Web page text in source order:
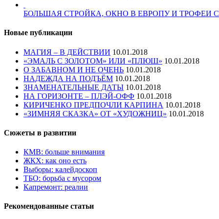
БОЛЬШАЯ СТРОЙКА, ОКНО В ЕВРОПУ И ТРОФЕИ
Новые публикации
МАГИЯ – В ДЕЙСТВИИ 10.01.2018
«ЭМАЛЬ С ЗОЛОТОМ» ИЛИ «ПЛЮШ» 10.01.2018
О ЗАБАВНОМ И НЕ ОЧЕНЬ 10.01.2018
НАДЕЖДА НА ПОДЪЁМ 10.01.2018
ЗНАМЕНАТЕЛЬНЫЕ ДАТЫ 10.01.2018
НА ГОРИЗОНТЕ – ПЛЭЙ-ОФФ 10.01.2018
КИРИЧЕНКО ПРЕДПОЧЛИ КАРПИНА 10.01.2018
«ЗИМНЯЯ СКАЗКА» ОТ «ХУДОЖНИЦ» 10.01.2018
Сюжеты в развитии
КМВ: больше внимания
ЖКХ: как оно есть
Выборы: калейдоскоп
ТБО: борьба с мусором
Капремонт: реалии
Рекомендованные статьи